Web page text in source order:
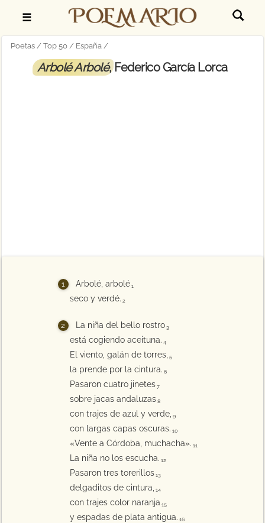
☰
Poetas Top 50 España
Arbolé Arbolé, Federico García Lorca
Arbolé, arbolé 1
seco y verdé. 2
La niña del bello rostro 3
está cogiendo aceituna. 4
El viento, galán de torres, 5
la prende por la cintura. 6
Pasaron cuatro jinetes 7
sobre jacas andaluzas 8
con trajes de azul y verde, 9
con largas capas oscuras. 10
«Vente a Córdoba, muchacha». 11
La niña no los escucha. 12
Pasaron tres torerillos 13
delgaditos de cintura, 14
con trajes color naranja 15
y espadas de plata antigua. 16